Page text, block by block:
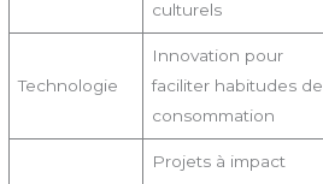
culturels
Technologie
Innovation pour
faciliter habitudes de
consommation
Projets à impact